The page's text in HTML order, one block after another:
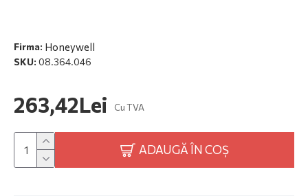
Firma: Honeywell
SKU: 08.364.046
263,42Lei Cu TVA
ADAUGĂ ÎN COȘ